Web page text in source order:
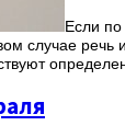
Если по
случае